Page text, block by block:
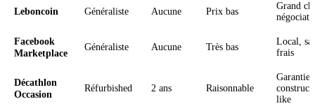
Leboncoin Généraliste Aucune Prix bas
Grand
Facebook
Marketplace
Généraliste Aucune Très bas
Local,
frais
Décathlon
Occasion
Réfurbished 2 ans Raisonnable
Garantie
like